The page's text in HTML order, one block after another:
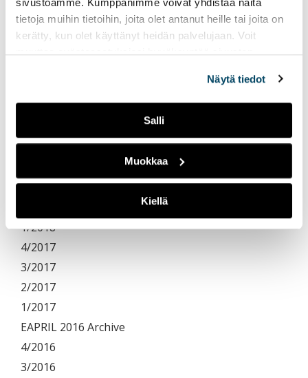
tietoja muihin tietoihin, joita olet antanut heille tai joita on
kerätty, kun olet käyttänyt heidän palvelujaan. Voit
muuttaa evästeasetuksiesi hyväksyntää sivuston
Näytä tiedot
Salli
Muokkaa
Kiellä
3/2020
2/2020
2/2019
4/2018
EAPRIL 2018
1/2018
4/2017
3/2017
2/2017
1/2017
EAPRIL 2016 Archive
4/2016
3/2016